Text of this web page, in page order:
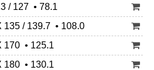
/ 127 • 78.1
/ 139.7 • 108.0
• 125.1
• 130.1